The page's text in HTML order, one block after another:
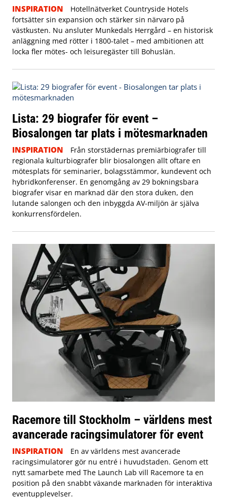
INSPIRATION
Hotellnätverket Countryside Hotels
fortsätter sin expansion och stärker sin närvaro på
västkusten. Nu ansluter Munkedals Herrgård – en historisk
anläggning med rötter i 1800-talet – med ambitionen att
locka fler mötes- och leisuregäster till Bohuslän.
Lista: 29 biografer för event –
Biosalongen tar plats i mötesmarknaden
INSPIRATION
Från storstädernas premiärbiografer till
regionala kulturbiografer blir biosalongen allt oftare en
mötesplats för seminarier, bolagsstämmor, kundevent och
hybridkonferenser. En genomgång av 29 bokningsbara
biografer visar en marknad där den stora duken, den
lutande salongen och den inbyggda AV-miljön är själva
konkurrensfördelen.
Racemore till Stockholm – världens mest
avancerade racingsimulatorer för event
INSPIRATION
En av världens mest avancerade
racingsimulatorer gör nu entré i huvudstaden. Genom ett
nytt samarbete med The Launch Lab vill Racemore ta en
position på den snabbt växande marknaden för interaktiva
eventupplevelser.